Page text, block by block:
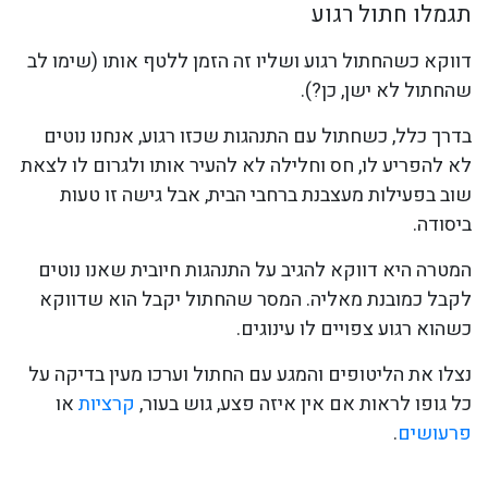
תגמלו חתול רגוע
דווקא כשהחתול רגוע ושליו זה הזמן ללטף אותו (שימו לב
שהחתול לא ישן, כן?).
בדרך כלל, כשחתול עם התנהגות שכזו רגוע, אנחנו נוטים
לא להפריע לו, חס וחלילה לא להעיר אותו ולגרום לו לצאת
שוב בפעילות מעצבנת ברחבי הבית, אבל גישה זו טעות
ביסודה.
המטרה היא דווקא להגיב על התנהגות חיובית שאנו נוטים
לקבל כמובנת מאליה. המסר שהחתול יקבל הוא שדווקא
כשהוא רגוע צפויים לו עינוגים.
נצלו את הליטופים והמגע עם החתול וערכו מעין בדיקה על
כל גופו לראות אם אין איזה פצע, גוש בעור, קרציותאו
פרעושים.